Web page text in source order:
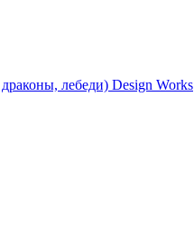
лебеди) Design Works